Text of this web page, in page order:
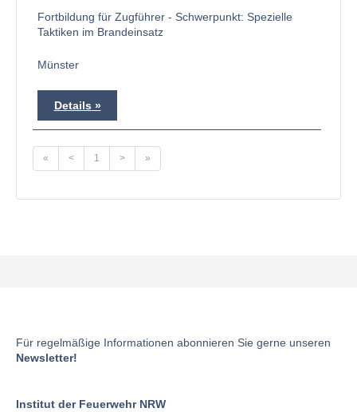
Fortbildung für Zugführer - Schwerpunkt: Spezielle
Taktiken im Brandeinsatz
Münster
Details
« < 1 > »
Für regelmäßige Informationen abonnieren Sie gerne unseren
Newsletter!
Institut der Feuerwehr NRW